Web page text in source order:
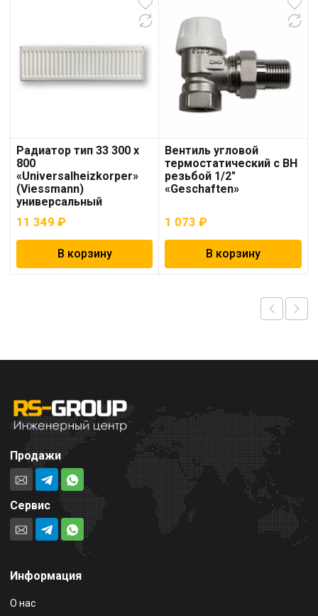
Радиатор тип 33 300 x
800
«Universalheizkorper»
(Viessmann)
универсальный
11 349 ₽
В корзину
Вентиль угловой
термостатический с ВН
резьбой 1/2″
«Geschaften»
1 073₽
В корзину
Продажи
Сервис
Информация
О нас